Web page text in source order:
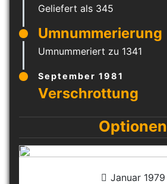
Geliefert als 345
Umnummeriert zu 1341
September 1981
Optionen
Januar 1979